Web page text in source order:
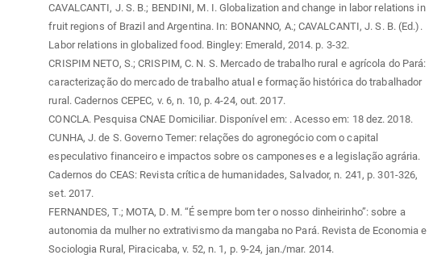
CAVALCANTI, J. S. B.; BENDINI, M. I. Globalization and change in labor relations in
fruit regions of Brazil and Argentina. In: BONANNO, A.; CAVALCANTI, J. S. B. (Ed.).
Labor relations in globalized food. Bingley: Emerald, 2014. p. 3-32.
CRISPIM NETO, S.; CRISPIM, C. N. S. Mercado de trabalho rural e agrícola do Pará:
caracterização do mercado de trabalho atual e formação histórica do trabalhador
rural. Cadernos CEPEC, v. 6, n. 10, p. 4-24, out. 2017.
CONCLA. Pesquisa CNAE Domiciliar. Disponível em: . Acesso em: 18 dez. 2018.
CUNHA, J. de S. Governo Temer: relações do agronegócio com o capital
especulativo financeiro e impactos sobre os camponeses e a legislação agrária.
Cadernos do CEAS: Revista crítica de humanidades, Salvador, n. 241, p. 301-326,
set. 2017.
FERNANDES, T.; MOTA, D. M. “É sempre bom ter o nosso dinheirinho”: sobre a
autonomia da mulher no extrativismo da mangaba no Pará. Revista de Economia e
Sociologia Rural, Piracicaba, v. 52, n. 1, p. 9-24, jan./mar. 2014.